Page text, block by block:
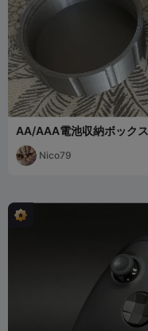
AA/AAA電池収納ボック
Nico79